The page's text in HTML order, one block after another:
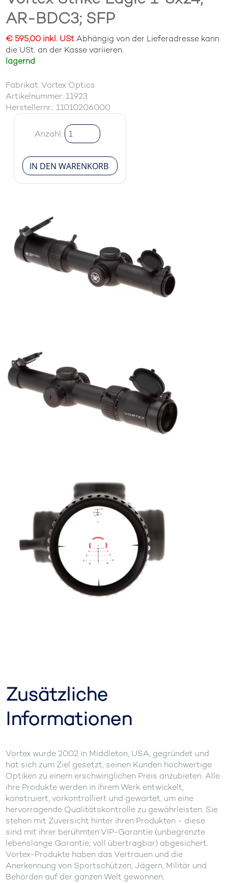
AR-BDC3; SFP
€ 595,00 inkl. UStAbhängig von der Lieferadresse kann
die USt. an der Kasse variieren.
lagernd
Fabrikat: Vortex Optics
Artikelnummer: 11923
Herstellernr.: 11010206000
Anzahl:
Zusätzliche
Informationen
Vortex wurde 2002 in Middleton, USA, gegründet und
hat sich zum Ziel gesetzt, seinen Kunden hochwertige
Optiken zu einem erschwinglichen Preis anzubieten. Alle
ihre Produkte werden in ihrem Werk entwickelt,
konstruiert, vorkontrolliert und gewartet, um eine
hervorragende Qualitätskontrolle zu gewährleisten. Sie
stehen mit Zuversicht hinter ihren Produkten - diese
sind mit ihrer berühmten VIP-Garantie (unbegrenzte
lebenslange Garantie; voll übertragbar) abgesichert.
Vortex-Produkte haben das Vertrauen und die
Anerkennung von Sportschützen, Jägern, Militär und
Behörden auf der ganzen Welt gewonnen.